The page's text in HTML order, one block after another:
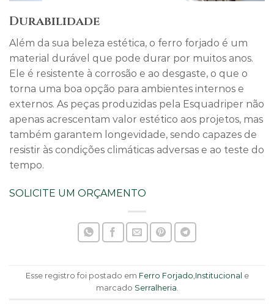
Durabilidade
Além da sua beleza estética, o ferro forjado é um
material durável que pode durar por muitos anos.
Ele é resistente à corrosão e ao desgaste, o que o
torna uma boa opção para ambientes internos e
externos. As peças produzidas pela Esquadriper não
apenas acrescentam valor estético aos projetos, mas
também garantem longevidade, sendo capazes de
resistir às condições climáticas adversas e ao teste do
tempo.
SOLICITE UM ORÇAMENTO
Esse registro foi postado em Ferro Forjado Institucional e
marcado Serralheria